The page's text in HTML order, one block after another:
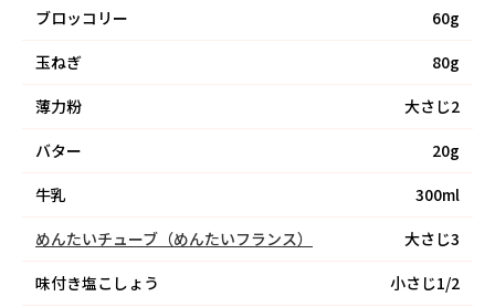
ブロッコリー
60g
玉ねぎ
80g
薄力粉
大さじ2
バター
20g
牛乳
300ml
めんたいチューブ（めんたいフランス）
大さじ3
味付き塩こしょう
小さじ1/2